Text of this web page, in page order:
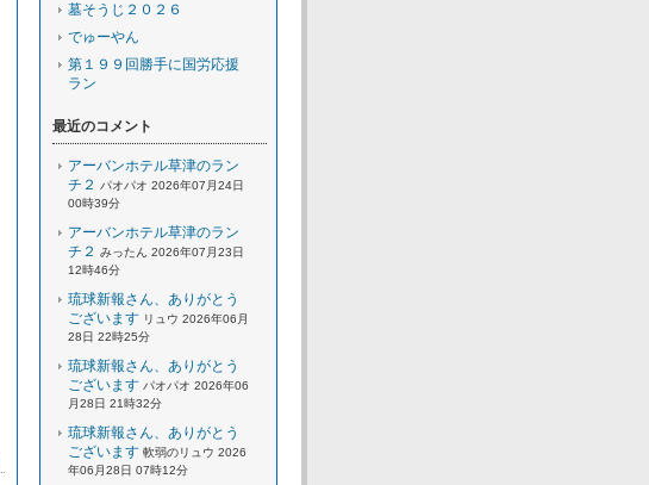
墓そうじ２０２６
でゅーやん
第１９９回勝手に国労応援
ラン
最近のコメント
アーバンホテル草津のラン
チ２
パオパオ 2026年07月24日
00時39分
アーバンホテル草津のラン
チ２ みったん 2026年07月23日
12時46分
琉球新報さん、ありがとう
ございます リュウ 2026年06月
28日 22時25分
琉球新報さん、ありがとう
ございます パオパオ 2026年06
月28日 21時32分
琉球新報さん、ありがとう
ございます 軟弱のリュウ 2026
年06月28日 07時12分